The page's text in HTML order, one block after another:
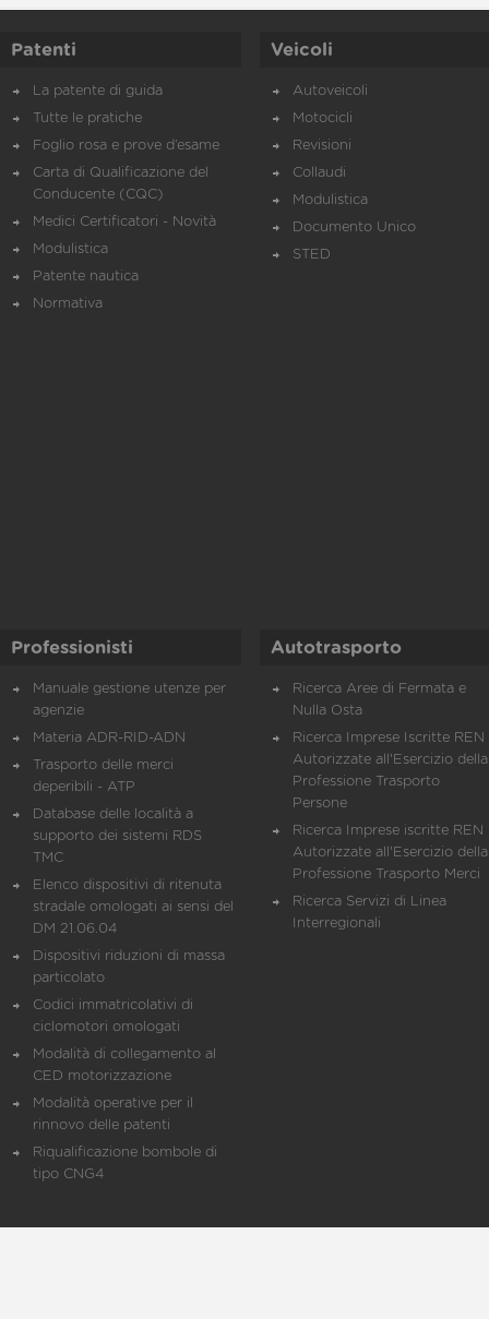
Patenti
La patente di guida
Tutte le pratiche
Foglio rosa e prove d’esame
Carta di Qualificazione del
Conducente (CQC)
Medici Certificatori - Novità
Modulistica
Patente nautica
Normativa
Veicoli
Autoveicoli
Motocicli
Revisioni
Collaudi
Modulistica
Documento Unico
STED
Professionisti
Manuale gestione utenze per
agenzie
Materia ADR-RID-ADN
Trasporto delle merci
deperibili - ATP
Database delle località a
supporto dei sistemi RDS
TMC
Elenco dispositivi di ritenuta
stradale omologati ai sensi del
DM 21.06.04
Dispositivi riduzioni di massa
particolato
Codici immatricolativi di
ciclomotori omologati
Modalità di collegamento al
CED motorizzazione
Modalità operative per il
rinnovo delle patenti
Riqualificazione bombole di
tipo CNG4
Autotrasporto
Ricerca Aree di Fermata e
Nulla Osta
Ricerca Imprese Iscritte REN
Autorizzate all'Esercizio della
Professione Trasporto
Persone
Ricerca Imprese iscritte REN
Autorizzate all'Esercizio della
Professione Trasporto Merci
Ricerca Servizi di Linea
Interregionali